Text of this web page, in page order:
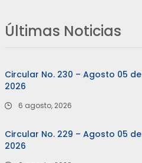
Últimas Noticias
Circular No. 230 – Agosto 05 de
2026
6 agosto, 2026
Circular No. 229 – Agosto 05 de
2026